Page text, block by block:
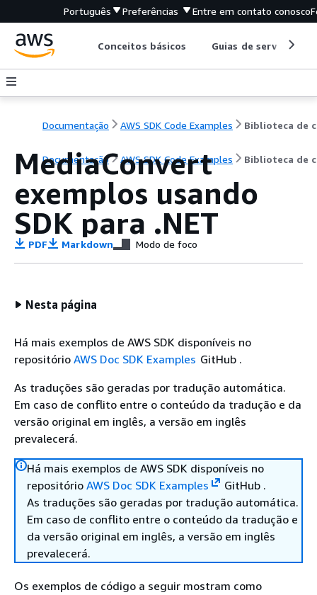
Português Preferências Entre em contato conosco
Conceitos básicos Guias de serviço
Documentação AWS SDK Code Examples
Documentação AWS SDK Code Examples Biblioteca de
MediaConvert
exemplos usando
SDK para .NET
PDF Markdown Modo de foco
Nesta página
Há mais exemplos de AWS SDK disponíveis no
repositório AWS Doc SDK Examples GitHub .
As traduções são geradas por tradução automática.
Em caso de conflito entre o conteúdo da tradução e da
versão original em inglês, a versão em inglês
prevalecerá.
Há mais exemplos de AWS SDK disponíveis no
repositório AWS Doc SDK Examples
GitHub .
As traduções são geradas por tradução automática.
Em caso de conflito entre o conteúdo da tradução e
da versão original em inglês, a versão em inglês
prevalecerá.
Os exemplos de código a seguir mostram como